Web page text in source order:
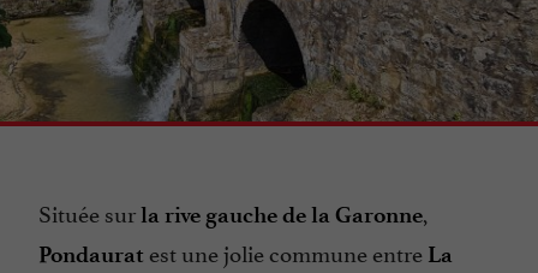
Située surla rive gauche de la Garonne,
Pondaurat est une jolie commune entre La